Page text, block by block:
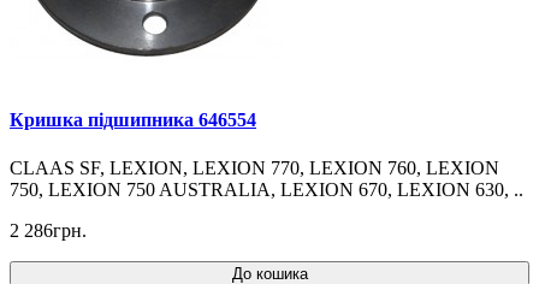
Кришка підшипника 646554
CLAAS SF, LEXION, LEXION 770, LEXION 760, LEXION
750, LEXION 750 AUSTRALIA, LEXION 670, LEXION 630, ..
2 286грн.
До кошика